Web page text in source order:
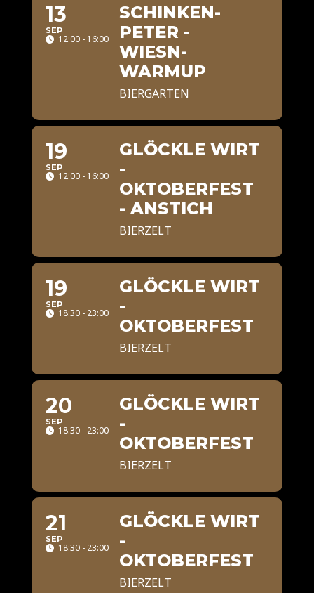
13
SEP
12:00 - 16:00
SCHINKEN-
PETER -
WIESN-
WARMUP
BIERGARTEN
19
SEP
12:00 - 16:00
GLÖCKLE WIRT
-
OKTOBERFEST
- ANSTICH
BIERZELT
19
SEP
18:30 - 23:00
GLÖCKLE WIRT
-
OKTOBERFEST
BIERZELT
20
SEP
18:30 - 23:00
GLÖCKLE WIRT
-
OKTOBERFEST
BIERZELT
21
SEP
18:30 - 23:00
GLÖCKLE WIRT
-
OKTOBERFEST
BIERZELT